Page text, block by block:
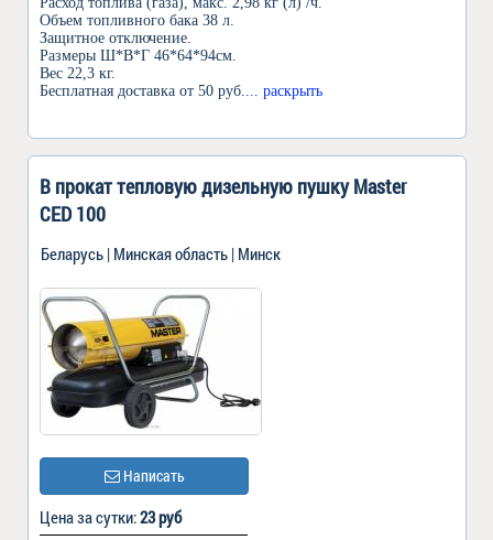
Объем топливного бака 38 л.
Защитное отключение.
Размеры Ш*В*Г 46*64*94см.
Вес 22,3 кг.
Бесплатная доставка от 50 руб.... раскрыть
В прокат тепловую дизельную пушку Master
CED 100
Беларусь | Минская область | Минск
Написать
Цена за сутки:23 руб